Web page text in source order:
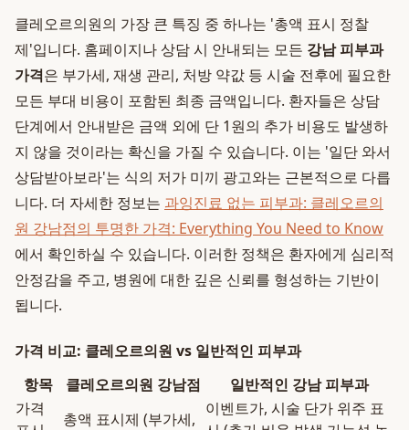
클레오르의원의 가장 큰 특징 중 하나는 '총액 표시 정찰
제'입니다. 홈페이지나 상담 시 안내되는 모든 강남 피부과
가격은 부가세, 재생 관리, 처방 약값 등 시술 전후에 필요한
모든 부대 비용이 포함된 최종 금액입니다. 환자들은 상담
단계에서 안내받은 금액 외에 단 1원의 추가 비용도 발생하
지 않을 것이라는 확신을 가질 수 있습니다. 이는 '일단 와서
상담받아보라'는 식의 저가 미끼 광고와는 근본적으로 다릅
니다. 더 자세한 정보는 과잉진료 없는 피부과: 클레오르의
원 강남점의 투명한 가격: Everything You Need to Know
에서 확인하실 수 있습니다. 이러한 정책은 환자에게 심리적
안정감을 주고, 병원에 대한 깊은 신뢰를 형성하는 기반이
됩니다.
가격 비교: 클레오르의원 vs 일반적인 피부과
항목
클레오르의원 강남점
일반적인 강남 피부과
가격
총액 표시제 (부가세,
이벤트가, 시술 단가 위주 표